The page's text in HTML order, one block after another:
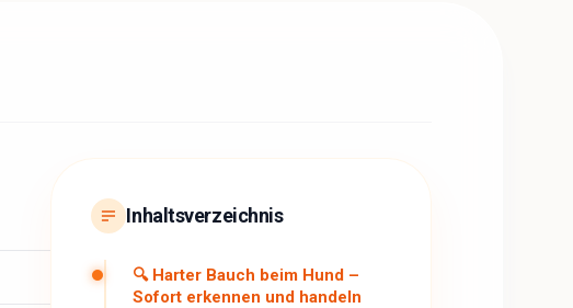
Inhaltsverzeichnis
🔍 Harter Bauch beim Hund –
Sofort erkennen und handeln